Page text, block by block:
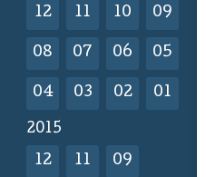
12 11 10 09
08 07 06 05
04 03 02 01
2015
12 11 09